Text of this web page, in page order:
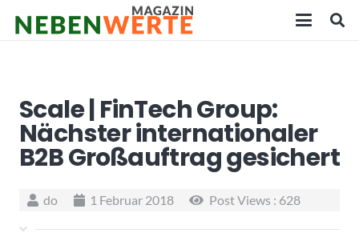
Scale | FinTech Group:
Nächster internationaler
B2B Großauftrag gesichert
do 1 Februar 2018 Post Views : 628